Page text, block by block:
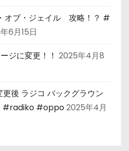
オブ・ジェイル 攻略！？ #
6月15日
ジに変更！！ 2025年4月8
後 ラジコ バックグラウン
#radiko #oppo2025年4月